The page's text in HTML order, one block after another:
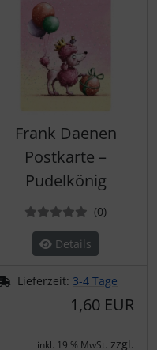
Frank Daenen
Postkarte –
Pudelkönig
(0)
Details
Lieferzeit: 3-4 Tage
1,60 EUR
inkl. 19 % MwSt. zzgl.